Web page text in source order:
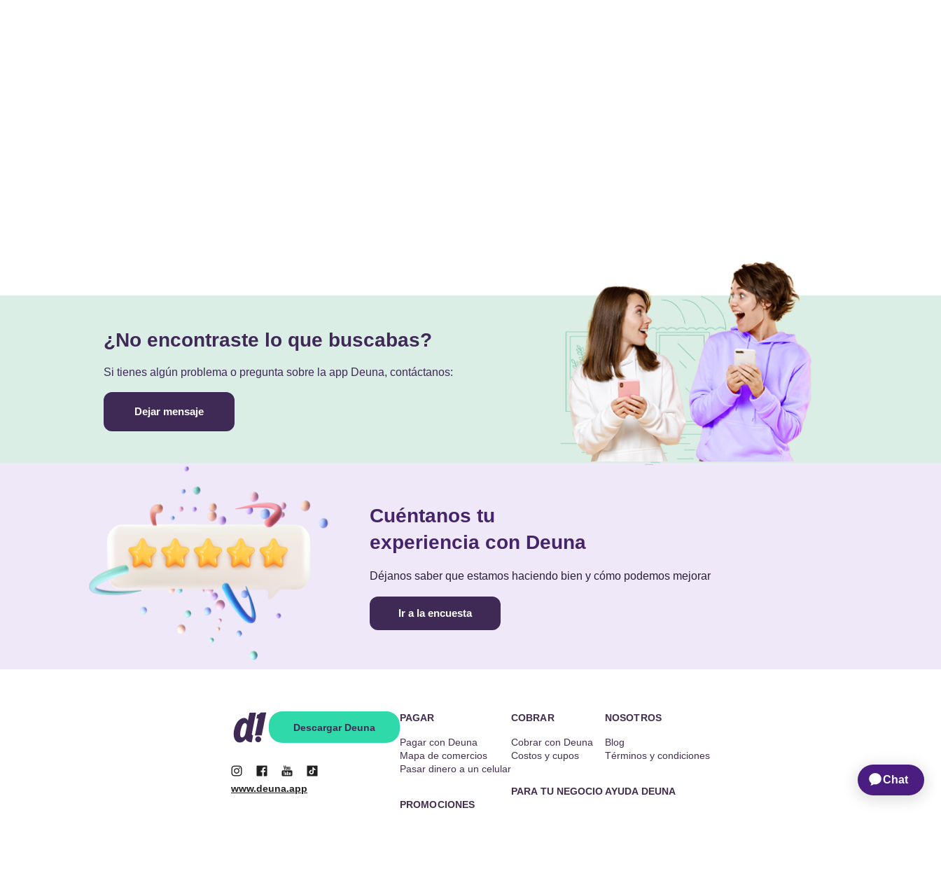
¿No encontraste lo que buscabas?
Si tienes algún problema o pregunta sobre la app Deuna, contáctanos:
Dejar mensaje
Cuéntanos tu
experiencia con Deuna
Déjanos saber que estamos haciendo bien y cómo podemos mejorar
Ir a la encuesta
Descargar Deuna
www.deuna.app
PAGAR
Pagar con Deuna
Mapa de comercios
Pasar dinero a un celular
PROMOCIONES
COBRAR
Cobrar con Deuna
Costos y cupos
PARA TU NEGOCIO
NOSOTROS
Blog
Términos y condiciones
AYUDA DEUNA